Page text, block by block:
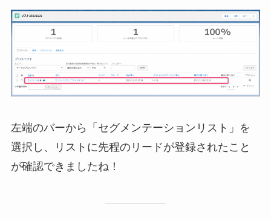
左端のバーから「セグメンテーションリスト」を
選択し、リストに先程のリードが登録されたこと
が確認できましたね！